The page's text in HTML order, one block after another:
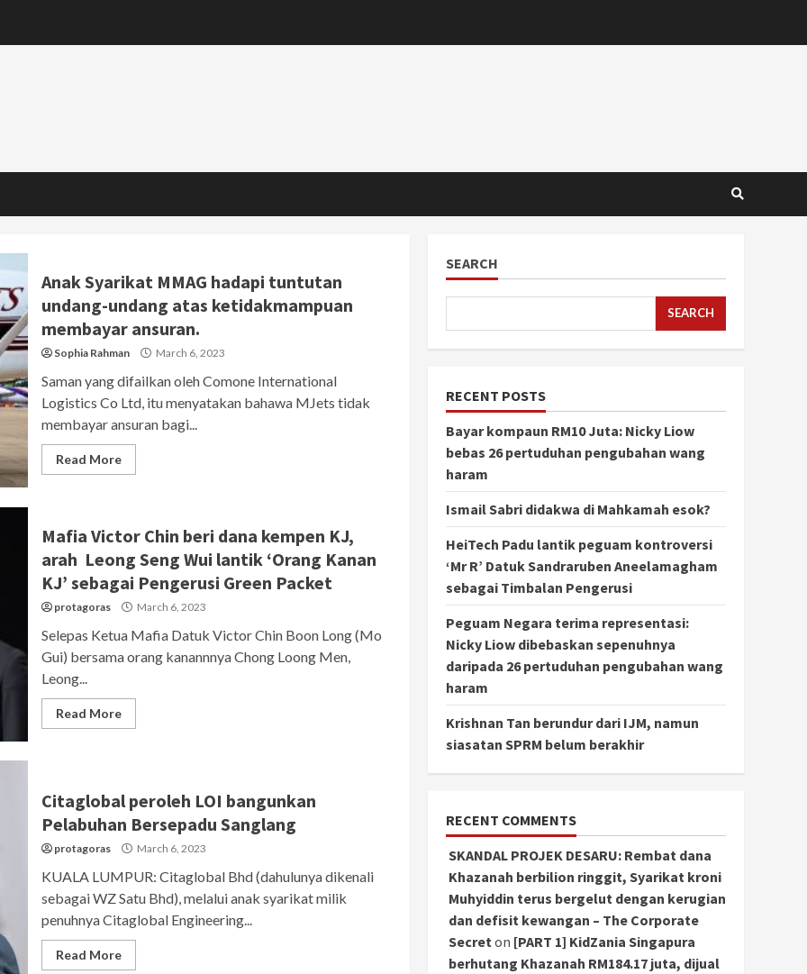
Anak Syarikat MMAG hadapi tuntutan
undang-undang atas ketidakmampuan
membayar ansuran.
Sophia Rahman March 6, 2023
Saman yang difailkan oleh Comone International
Logistics Co Ltd, itu menyatakan bahawa MJets tidak
membayar ansuran bagi...
Read More
Mafia Victor Chin beri dana kempen KJ,
arah Leong Seng Wui lantik ‘Orang Kanan
KJ’ sebagai Pengerusi Green Packet
protagoras March 6, 2023
Selepas Ketua Mafia Datuk Victor Chin Boon Long (Mo
Gui) bersama orang kanannnya Chong Loong Men,
Leong...
Read More
Citaglobal peroleh LOI bangunkan
Pelabuhan Bersepadu Sanglang
protagoras March 6, 2023
KUALA LUMPUR: Citaglobal Bhd (dahulunya dikenali
sebagai WZ Satu Bhd), melalui anak syarikat milik
penuhnya Citaglobal Engineering...
Read More
SEARCH
SEARCH
RECENT POSTS
Bayar kompaun RM10 Juta: Nicky Liow
bebas 26 pertuduhan pengubahan wang
haram
Ismail Sabri didakwa di Mahkamah esok?
HeiTech Padu lantik peguam kontroversi
‘Mr R’ Datuk Sandraruben Aneelamagham
sebagai Timbalan Pengerusi
Peguam Negara terima representasi:
Nicky Liow dibebaskan sepenuhnya
daripada 26 pertuduhan pengubahan wang
haram
Krishnan Tan berundur dari IJM, namun
siasatan SPRM belum berakhir
RECENT COMMENTS
SKANDAL PROJEK DESARU: Rembat dana
Khazanah berbilion ringgit, Syarikat kroni
Muhyiddin terus bergelut dengan kerugian
dan defisit kewangan – The Corporate
Secret on [PART 1] KidZania Singapura
berhutang Khazanah RM184.17 juta, dijual